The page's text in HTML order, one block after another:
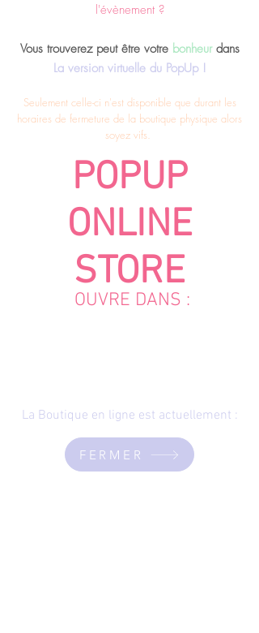
l'évènement ?
Vous trouverez peut être votre bonheurdans
La version virtuelle du PopUp !
Seulement celle-ci n'est disponible que durant les
horaires de fermeture de la boutique physique alors
soyez vifs.
POPUP
ONLINE
STORE
OUVRE DANS :
La Boutique en ligne est actuellement :
FERMER